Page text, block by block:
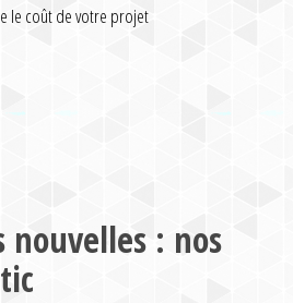
le coût de votre projet
nouvelles : nos